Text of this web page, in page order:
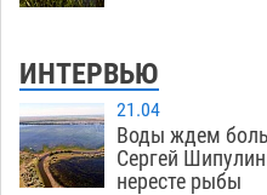
ИНТЕРВЬЮ
21.04
Воды ждем
Сергей
нересте рыбы